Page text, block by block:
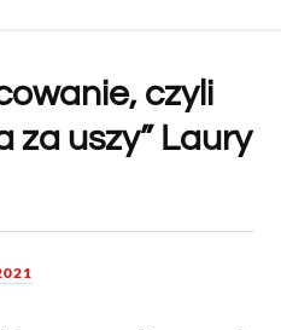
czyli
za uszy” Laury